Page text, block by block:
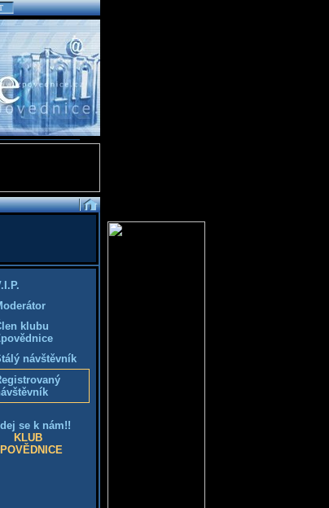
klubu
návštěvník
se k nám!!
KLUB